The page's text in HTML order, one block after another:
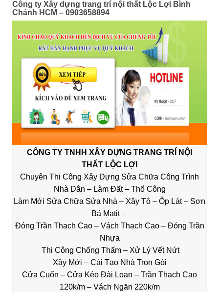
Công ty Xây dựng trang trí nội thất Lộc Lợi Bình
Chánh HCM – 0903658894
CÔNG TY TNHH XÂY DỰNG TRANG TRÍ NỘI
THẤT LỘC LỢI
Chuyên Thi Công Xây Dựng Sửa Chữa Công Trình
Nhà Dân – Làm Đất – Thổ Công
Làm Mới Sửa Chữa Sửa Nhà – Xây Tô – Ốp Lát – Sơn
Bả Matit –
Đóng Trần Thạch Cao – Vách Thạch Cao – Đóng Trần
Nhựa
Thi Công Chống Thấm – Xử Lý Vết Nứt
Xây Mới – Cải Tạo Nhà Trọn Gói
Cửa Cuốn – Cửa Kéo Đài Loan – Trần Thạch Cao
120k/m – Vách Ngăn 220k/m